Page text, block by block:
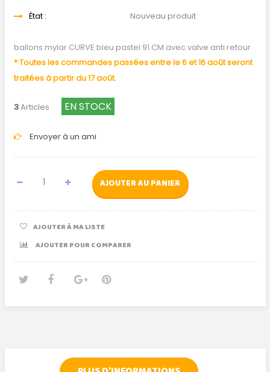
État :
Nouveau produit
ballons mylar CURVE bleu pastel 91 CM avec valve anti retour
* Toutes les commandes passées entre le 6 et 16 août seront
traitées à partir du 17 août.
3Articles EN STOCK
Envoyer à un ami
AJOUTER AU PANIER
AJOUTER À MA LISTE
AJOUTER POUR COMPARER